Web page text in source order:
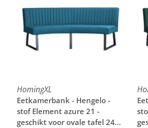
HomingXL
Eetkamerbank - Hengelo -
stof Element azure 21 -
geschikt voor ovale tafel 240